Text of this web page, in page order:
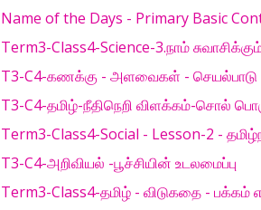
Name of the Days - Primary Basic
Term3-Class4-Science-3.நாம்
T3-C4-கணக்கு - அளவைகள் -
T3-C4-தமிழ்-நீதிநெறி விளக்கம்-சொல்
Term3-Class4-Social - Lesson-2 -
T3-C4-அறிவியல் -பூச்சியின் உடலமைப்பு
Term3-Class4-தமிழ் - விடுகதை - பக்கம்